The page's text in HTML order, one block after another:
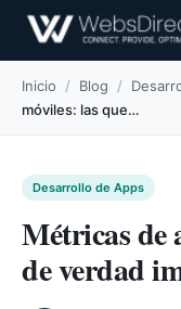
Inicio / Blog /
móviles: las que…
Desarrollo de Apps
Métricas de
de verdad